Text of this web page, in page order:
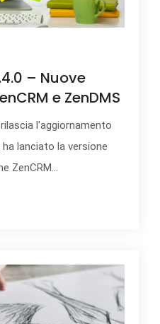
– Nuove
e ZenDMS
l'aggiornamento
lanciato la versione
ZenCRM...